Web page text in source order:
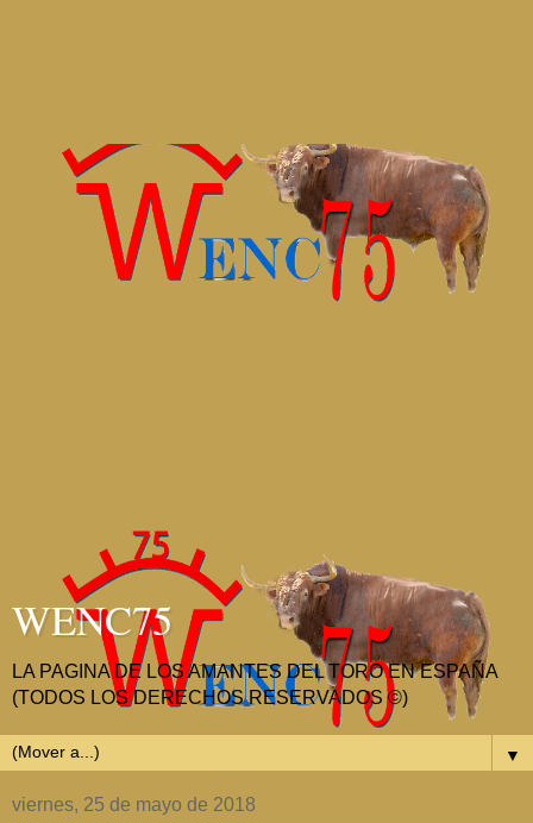
WENC75
LA PAGINA DE LOS AMANTES DEL TORO EN ESPAÑA
(TODOS LOS DERECHOS RESERVADOS ©)
▼
viernes, 25 de mayo de 2018